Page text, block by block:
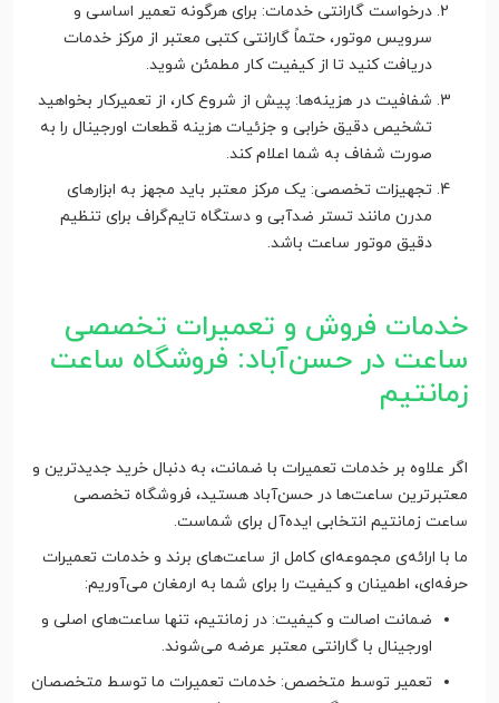
درخواست گارانتی خدمات: برای هرگونه تعمیر اساسی و
سرویس موتور، حتماً گارانتی کتبی معتبر از مرکز خدمات
دریافت کنید تا از کیفیت کار مطمئن شوید.
شفافیت در هزینه‌ها: پیش از شروع کار، از تعمیرکار بخواهید
تشخیص دقیق خرابی و جزئیات هزینه قطعات اورجینال را به
صورت شفاف به شما اعلام کند.
تجهیزات تخصصی: یک مرکز معتبر باید مجهز به ابزارهای
مدرن مانند تستر ضدآبی و دستگاه تایم‌گراف برای تنظیم
دقیق موتور ساعت باشد.
خدمات فروش و تعمیرات تخصصی
ساعت در حسن‌آباد: فروشگاه ساعت
زمانتیم
اگر علاوه بر خدمات تعمیرات با ضمانت، به دنبال خرید جدیدترین و
معتبرترین ساعت‌ها در حسن‌آباد هستید، فروشگاه تخصصی
ساعت زمانتیم انتخابی ایده‌آل برای شماست.
ما با ارائه‌ی مجموعه‌ای کامل از ساعت‌های برند و خدمات تعمیرات
حرفه‌ای، اطمینان و کیفیت را برای شما به ارمغان می‌آوریم:
ضمانت اصالت و کیفیت: در زمانتیم، تنها ساعت‌های اصلی و
اورجینال با گارانتی معتبر عرضه می‌شوند.
تعمیر توسط متخصص: خدمات تعمیرات ما توسط متخصصان